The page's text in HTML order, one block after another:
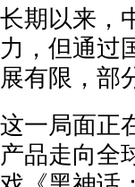
长期以来，
力，但通过
展有限，部
这一局面正
产品走向全